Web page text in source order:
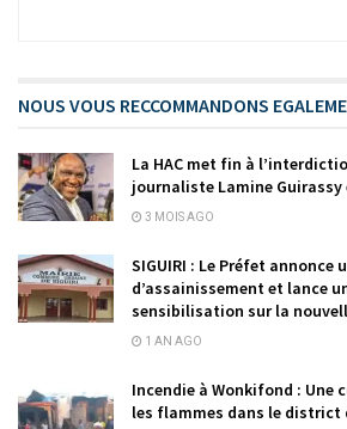
NOUS VOUS RECCOMMANDONS
La HAC met fin à
journaliste Lamine Guirassy
3 MOIS AGO
SIGUIRI : Le Préfet annonce
d’assainissement et lance
sensibilisation sur la
1 AN AGO
Incendie à Wonkifond : Une
les flammes dans le district